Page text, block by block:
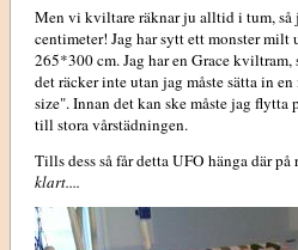
Men vi kviltare räknar ju alltid i tum,
centimeter! Jag har sytt ett monster
265*300 cm. Jag har en Grace
det räcker inte utan jag måste sätta in
size". Innan det kan ske måste jag flytta
till stora vårstädningen.
Tills dess så får detta UFO hänga där på
klart....